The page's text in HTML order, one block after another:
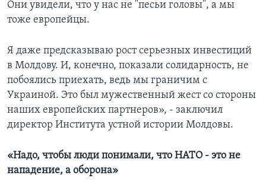
Они увидели, что у нас не "песьи головы", а мы
тоже европейцы.
Я даже предсказываю рост серьезных инвестиций
в Молдову. И, конечно, показали солидарность, не
побоялись приехать, ведь мы граничим с
Украиной. Это был мужественный жест со стороны
наших европейских партнеров», - заключил
директор Института устной истории Молдовы.
«Надо, чтобы люди понимали, что НАТО - это не
нападение, а оборона»